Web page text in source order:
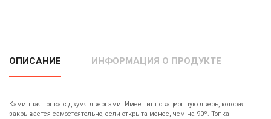
ОПИСАНИЕ ИНФОРМАЦИЯ О ПРОДУКТЕ
Каминная топка с двумя дверцами. Имеет инновационную дверь, которая
закрывается самостоятельно, если открыта менее, чем на 90º. Топка